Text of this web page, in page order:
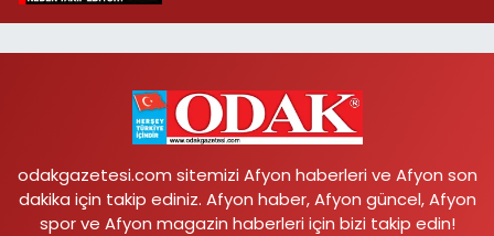
odakgazetesi.com sitemizi Afyon haberleri ve Afyon son
dakika için takip ediniz. Afyon haber, Afyon güncel, Afyon
spor ve Afyon magazin haberleri için bizi takip edin!